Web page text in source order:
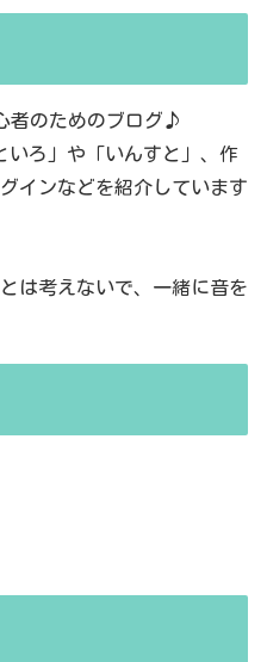
者のためのブログ♪
ろ」や「いんすと」、作
インなどを紹介しています
は考えないで、一緒に音を